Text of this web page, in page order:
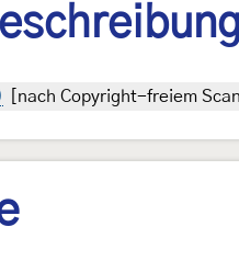
[nach Copyright-freiem